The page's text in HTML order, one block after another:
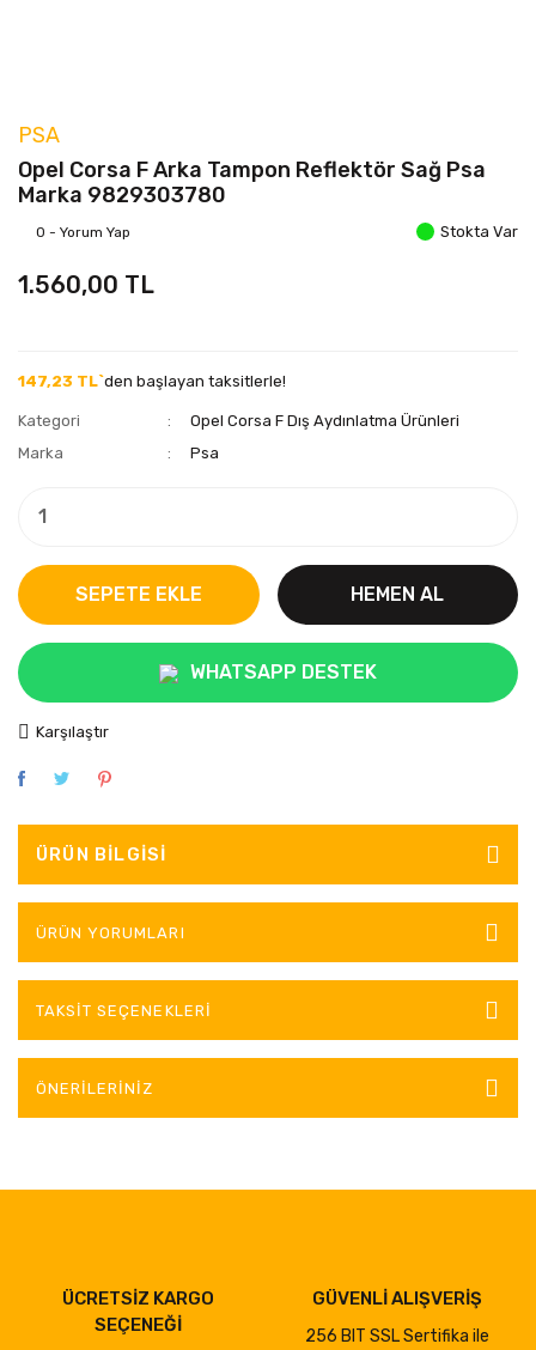
PSA
Opel Corsa F Arka Tampon Reflektör Sağ Psa
Marka 9829303780
0 - Yorum Yap Stokta Var
1.560,00 TL
147,23 TL`den başlayan taksitlerle!
Kategori
Opel Corsa F Dış Aydınlatma Ürünleri
Marka
Psa
SEPETE EKLE HEMEN AL
WHATSAPP DESTEK
Karşılaştır
ÜRÜN BILGISI
ÜRÜN YORUMLARI
TAKSIT SEÇENEKLERI
ÖNERILERINIZ
ÜCRETSİZ KARGO
SEÇENEĞİ
GÜVENLİ ALIŞVERİŞ
256 BIT SSL Sertifika ile